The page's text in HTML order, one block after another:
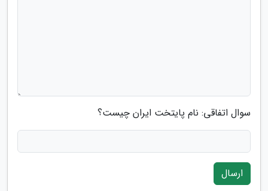
سوال اتفاقی: نام پایتخت ایران چیست؟
ارسال